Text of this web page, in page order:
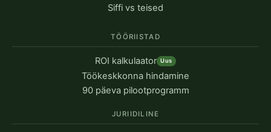
Siffi vs teised
TÖÖRIISTAD
ROI kalkulaator Uus
Töökeskkonna hindamine
90 päeva pilootprogramm
JURIIDILINE